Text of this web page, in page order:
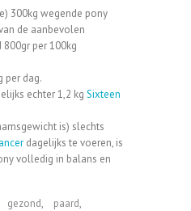
300kg wegende pony
de aanbevolen
per 100kg
per dag.
echter 1,2 kg Sixteen
is) slechts
dagelijks te voeren, is
volledig in balans en
gezond, paard,